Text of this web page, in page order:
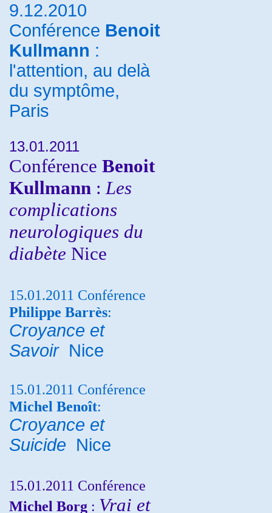
9.12.2010
Conférence Benoit
Kullmann :
l'attention, au delà
du symptôme,
Paris
13.01.2011
Conférence Benoit
Kullmann : Les
complications
neurologiques du
diabète Nice
15.01.2011 Conférence
Philippe Barrès:
Croyance et
Savoir Nice
15.01.2011 Conférence
Michel Benoît:
Croyance et
Suicide Nice
15.01.2011 Conférence
Michel Borg : Vrai et